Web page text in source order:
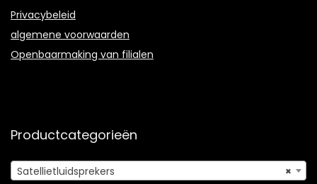
Privacybeleid
algemene voorwaarden
Openbaarmaking van filialen
Productcategorieën
×
Satellietluidsprekers